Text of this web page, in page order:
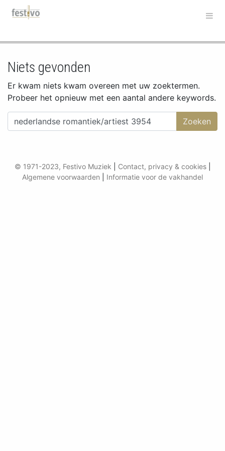
Hoofdnavigatie
Niets gevonden
Er kwam niets kwam overeen met uw zoektermen.
Probeer het opnieuw met een aantal andere keywords.
Zoeken naar:
© 1971-2023, Festivo Muziek Contact, privacy & cookies|
Algemene voorwaarden
Informatie voor de vakhandel